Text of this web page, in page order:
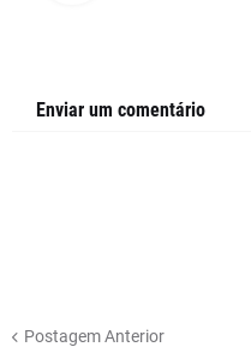
Enviar um comentário
Postagem Anterior